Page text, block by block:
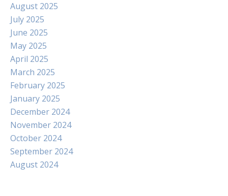
August 2025
July 2025
June 2025
May 2025
April 2025
March 2025
February 2025
January 2025
December 2024
November 2024
October 2024
September 2024
August 2024